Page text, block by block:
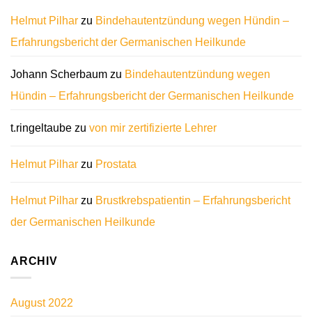
Helmut Pilhar zu Bindehautentzündung wegen Hündin –
Erfahrungsbericht der Germanischen Heilkunde
Johann Scherbaum zu Bindehautentzündung wegen
Hündin – Erfahrungsbericht der Germanischen Heilkunde
t.ringeltaube zu von mir zertifizierte Lehrer
Helmut Pilhar zu Prostata
Helmut Pilhar zu Brustkrebspatientin – Erfahrungsbericht
der Germanischen Heilkunde
ARCHIV
August 2022